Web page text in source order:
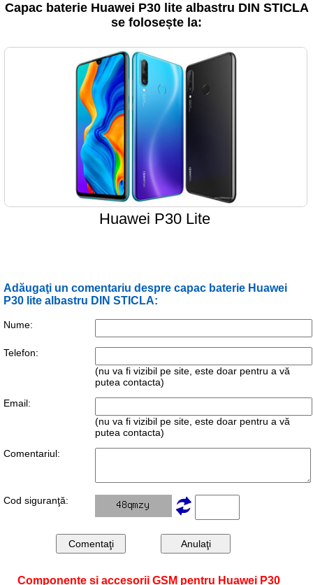
Capac baterie Huawei P30 lite albastru DIN STICLA
se folosește la:
Huawei P30 Lite
Adăugaţi un comentariu despre capac baterie Huawei
P30 lite albastru DIN STICLA:
Nume:
Telefon:
(nu va fi vizibil pe site, este doar pentru a vă
putea contacta)
Email:
(nu va fi vizibil pe site, este doar pentru a vă
putea contacta)
Comentariul:
Cod siguranţă:
Componente și accesorii GSM pentru Huawei P30